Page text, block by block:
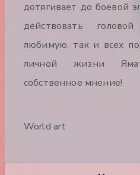
дотягивает до боевой
действовать
любимую, так и всех
личной жизни
собственное мнение!
World art